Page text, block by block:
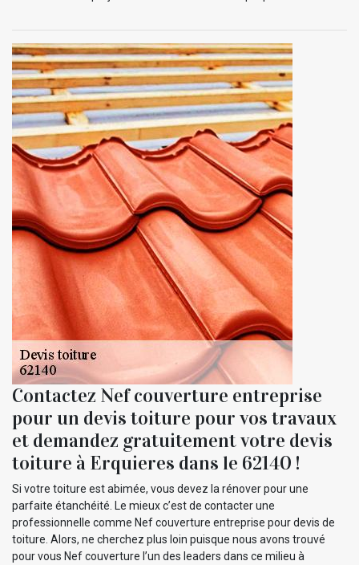
Contactez Nef couverture entreprise
pour un devis toiture pour vos travaux
et demandez gratuitement votre devis
toiture à Erquieres dans le 62140 !
Si votre toiture est abimée, vous devez la rénover pour une
parfaite étanchéité. Le mieux c’est de contacter une
professionnelle comme Nef couverture entreprise pour devis de
toiture. Alors, ne cherchez plus loin puisque nous avons trouvé
pour vous Nef couverture l’un des leaders dans ce milieu à